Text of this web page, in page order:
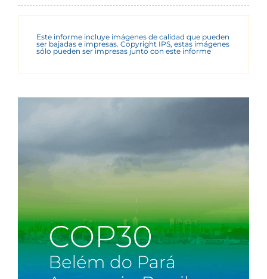
Este informe incluye imágenes de calidad que pueden
ser bajadas e impresas. Copyright IPS, estas imágenes
sólo pueden ser impresas junto con este informe